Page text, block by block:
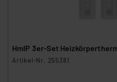
HmIP 3er-Set
Artikel-Nr. 255381